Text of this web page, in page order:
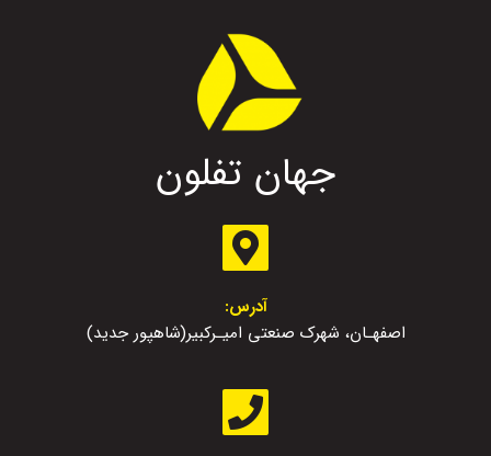
جهان تفلون
آدرس:
اصفهـان، شهرک صنعتی امیـرکبیر(شاهپور جدید)